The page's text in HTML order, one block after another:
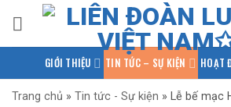
qua
nội
GIỚI THIỆU TIN TỨC – SỰ KIỆN HOẠT
PHÁP LUẬT QUỐC TẾ NGHIÊN CỨU
Trang chủ » Tin tức - Sự kiện » Lễ bế mạc